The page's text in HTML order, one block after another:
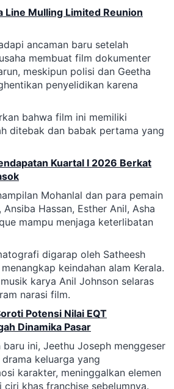
Line Mulling Limited Reunion
ancaman baru setelah
membuat film dokumenter
meskipun polisi dan Geetha
penyelidikan karena
bahwa film ini memiliki
ditebak dan babak pertama yang
Kuartal I 2026 Berkat
Mohanlal dan para pemain
Hassan, Esther Anil, Asha
mampu menjaga keterlibatan
digarap oleh Satheesh
keindahan alam Kerala.
karya Anil Johnson selaras
narasi film.
Potensi Nilai EQT
Dinamika Pasar
baru ini, Jeethu Joseph menggeser
keluarga yang
karakter, meninggalkan elemen
khas franchise sebelumnya.